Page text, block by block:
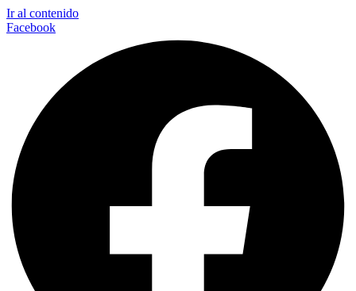
Ir al contenido
Facebook